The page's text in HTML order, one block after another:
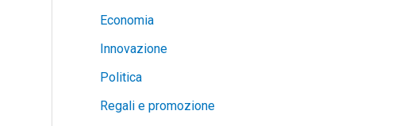
Economia
Innovazione
Politica
Regali e promozione